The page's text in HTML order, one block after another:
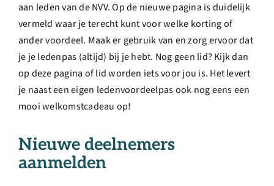
aan leden van de NVV. Op de nieuwe pagina is duidelijk
vermeld waar je terecht kunt voor welke korting of
ander voordeel. Maak er gebruik van en zorg ervoor dat
je je ledenpas (altijd) bij je hebt. Nog geen lid? Kijk dan
op deze pagina of lid worden iets voor jou is. Het levert
je naast een eigen ledenvoordeelpas ook nog eens een
mooi welkomstcadeau op!
Nieuwe deelnemers
aanmelden